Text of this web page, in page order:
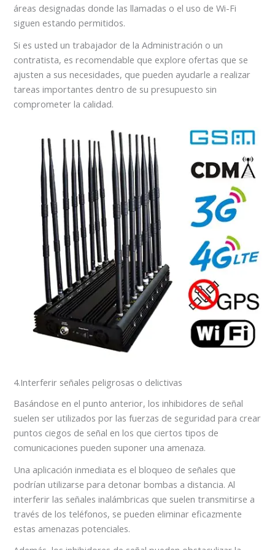
áreas designadas donde las llamadas o el uso de Wi-Fi
siguen estando permitidos.
Si es usted un trabajador de la Administración o un
contratista, es recomendable que explore ofertas que se
ajusten a sus necesidades, que pueden ayudarle a realizar
tareas importantes dentro de su presupuesto sin
comprometer la calidad.
4.Interferir señales peligrosas o delictivas
Basándose en el punto anterior, los inhibidores de señal
suelen ser utilizados por las fuerzas de seguridad para crear
puntos ciegos de señal en los que ciertos tipos de
comunicaciones pueden suponer una amenaza.
Una aplicación inmediata es el bloqueo de señales que
podrían utilizarse para detonar bombas a distancia. Al
interferir las señales inalámbricas que suelen transmitirse a
través de los teléfonos, se pueden eliminar eficazmente
estas amenazas potenciales.